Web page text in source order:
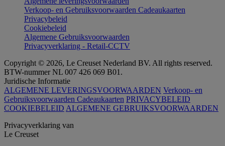
Verkoop- en Gebruiksvoorwaarden Cadeaukaarten
Privacybeleid
Cookiebeleid
Algemene Gebruiksvoorwaarden
Privacyverklaring - Retail-CCTV
Copyright © 2026, Le Creuset Nederland BV. All rights reserved.
BTW-nummer NL 007 426 069 B01.
Juridische Informatie
ALGEMENE LEVERINGSVOORWAARDEN Verkoop- en
Gebruiksvoorwaarden Cadeaukaarten PRIVACYBELEID
COOKIEBELEID ALGEMENE GEBRUIKSVOORWAARDEN
Privacyverklaring van
Le Creuset